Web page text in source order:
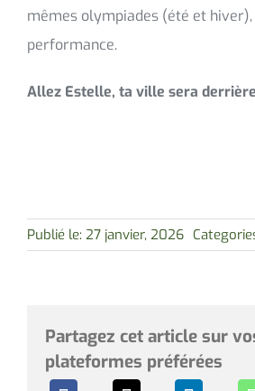
mêmes olympiades (été et hiver),
performance.
Allez Estelle, ta ville sera
Publié le: 27 janvier, 2026
Partagez cet article sur
plateformes préférées